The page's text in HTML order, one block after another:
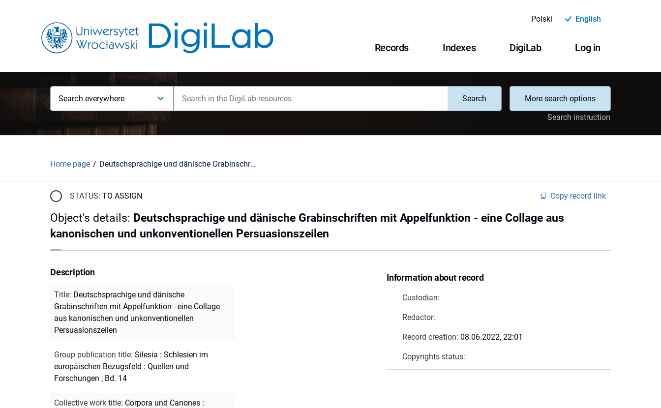
Polski English
Records Indexes DigiLab Log in
Search everywhere Search
More search options
Search instruction
Home page Deutschsprachige und dänische Grabinschriften mit Appelfunktion - eine Collage aus kanonischen und unkonventionellen Persuasionszeilen
STATUS: TO ASSIGN Copy record link
Object's details: Deutschsprachige und dänische Grabinschriften mit Appelfunktion - eine Collage aus
kanonischen und unkonventionellen Persuasionszeilen
Information about record
Custodian:
Redactor:
Record creation: 08.06.2022, 22:01
Copyrights status:
Description
Title: Deutschsprachige und dänische
Grabinschriften mit Appelfunktion - eine Collage
aus kanonischen und unkonventionellen
Persuasionszeilen
Group publication title: Silesia : Schlesien im
europäischen Bezugsfeld : Quellen und
Forschungen ; Bd. 14
Collective work title: Corpora und Canones :